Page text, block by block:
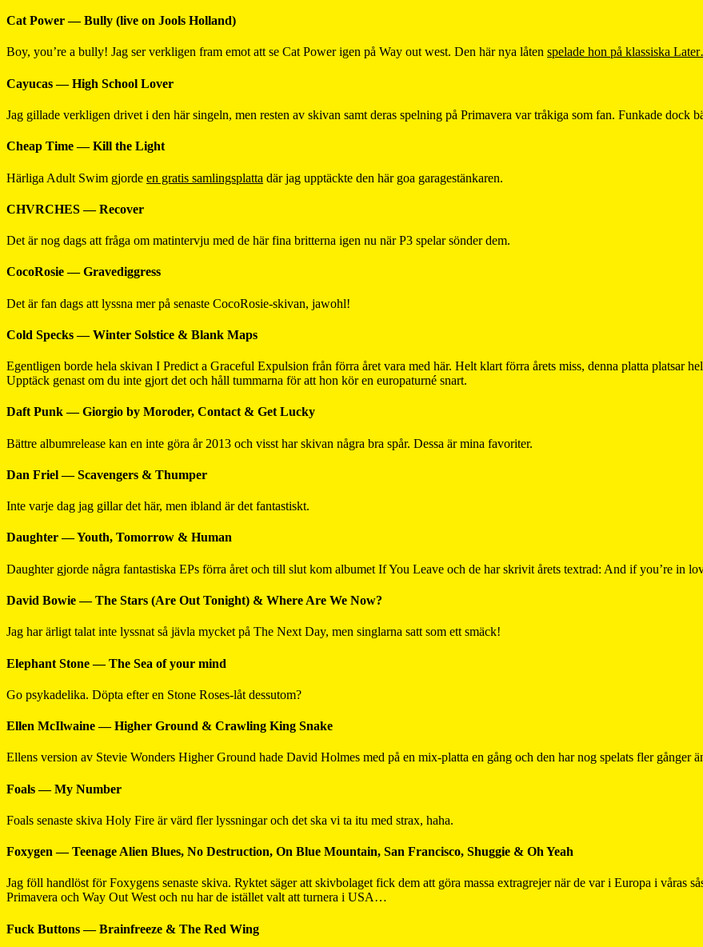
Cat Power — Bully (live on Jools Holland)
Boy, you’re a bully! Jag ser verkligen fram emot att se Cat Power igen på Way out west. Den här nya låten spelade hon på klassiska
Cayucas — High School Lover
Jag gillade verkligen drivet i den här singeln, men resten av skivan samt deras spelning på Primavera var tråkiga som fan. Funkade dock
Cheap Time — Kill the Light
Härliga Adult Swim gjorde en gratis samlingsplatta där jag upptäckte den här goa garagestänkaren.
CHVRCHES — Recover
Det är nog dags att fråga om matintervju med de här fina britterna igen nu när P3 spelar sönder dem.
CocoRosie — Gravediggress
Det är fan dags att lyssna mer på senaste CocoRosie-skivan, jawohl!
Cold Specks — Winter Solstice & Blank Maps
Egentligen borde hela skivan I Predict a Graceful Expulsion från förra året vara med här. Helt klart förra årets miss, denna platta platsar
Upptäck genast om du inte gjort det och håll tummarna för att hon kör en europaturné snart.
Daft Punk — Giorgio by Moroder, Contact & Get Lucky
Bättre albumrelease kan en inte göra år 2013 och visst har skivan några bra spår. Dessa är mina favoriter.
Dan Friel — Scavengers & Thumper
Inte varje dag jag gillar det här, men ibland är det fantastiskt.
Daughter — Youth, Tomorrow & Human
Daughter gjorde några fantastiska EPs förra året och till slut kom albumet If You Leave och de har skrivit årets textrad: And if you’re in
David Bowie — The Stars (Are Out Tonight) & Where Are We Now?
Jag har ärligt talat inte lyssnat så jävla mycket på The Next Day, men singlarna satt som ett smäck!
Elephant Stone — The Sea of your mind
Go psykadelika. Döpta efter en Stone Roses-låt dessutom?
Ellen McIlwaine — Higher Ground & Crawling King Snake
Ellens version av Stevie Wonders Higher Ground hade David Holmes med på en mix-platta en gång och den har nog spelats fler gånger
Foals — My Number
Foals senaste skiva Holy Fire är värd fler lyssningar och det ska vi ta itu med strax, haha.
Foxygen — Teenage Alien Blues, No Destruction, On Blue Mountain, San Francisco, Shuggie & Oh Yeah
Jag föll handlöst för Foxygens senaste skiva. Ryktet säger att skivbolaget fick dem att göra massa extragrejer när de var i Europa i våras
Primavera och Way Out West och nu har de istället valt att turnera i USA…
Fuck Buttons — Brainfreeze & The Red Wing